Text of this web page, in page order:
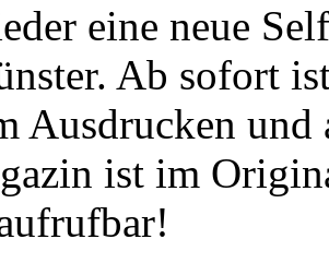
eine neue
Ab sofort
Ausdrucken
ist im